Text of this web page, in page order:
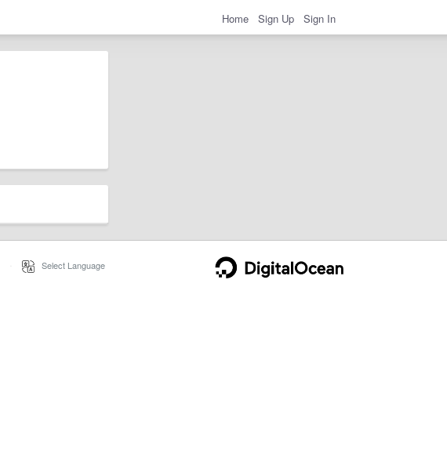
Home Sign Up Sign In
Select Language